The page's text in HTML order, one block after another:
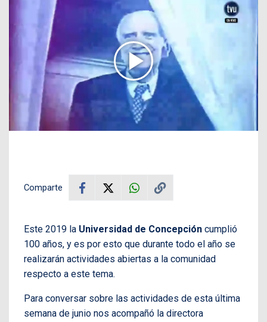
Comparte
Este 2019 la Universidad de Concepción cumplió
100 años, y es por esto que durante todo el año se
realizarán actividades abiertas a la comunidad
respecto a este tema.
Para conversar sobre las actividades de esta última
semana de junio nos acompañó la directora